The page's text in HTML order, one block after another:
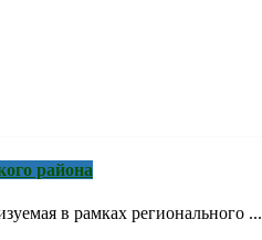
района
в рамках регионального ...